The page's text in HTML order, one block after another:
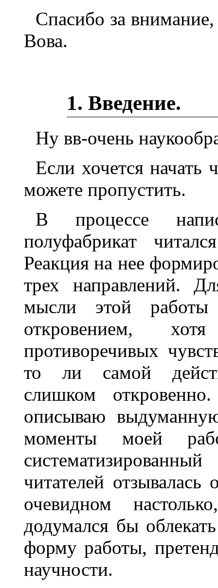
Спасибо за
Вова.
1. Введение.
Ну вв-очень
Если хочется начать
можете пропустить.
В процессе
полуфабрикат
Реакция на нее
трех направлений.
мысли этой работы
откровением,
противоречивых
то ли самой
слишком
описываю
моменты моей
читателей
очевидном
додумался бы
форму работы,
научности.